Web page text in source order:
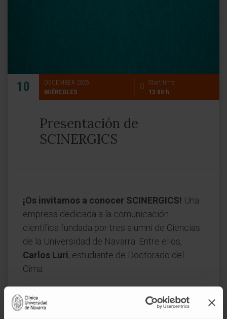
10
DECEMBER 2025
MIÉRCOLES
Start time
13:00 h
Presentación de
SCINERGICS
¡Os invitamos a conocer SCINERGICS! Una
empresa dedicada a la comunicación
científica fundada por tres alumni de Ciencias
de la Universidad de Navarra. Entre ellos,
Carlos Luri, estudiante de Doctorado del
Cima.
a las 13 h, en el Salón de Actos del Cima.